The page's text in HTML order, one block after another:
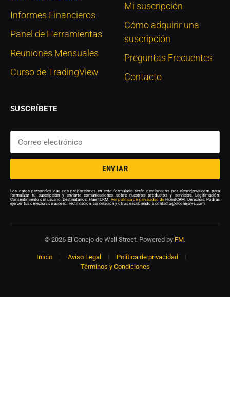
Informes Financieros
Panel de Herramientas
Reuniones Mensuales
Curso de TradingView
Mi suscripción
Cómo adquirir una
suscripción
Preguntas Frecuentes
Contacto
SUSCRÍBETE
ENVIAR
Los datos personales que nos proporciones en este formulario serán gestionados por elconejows.com para
formalizar tu suscripción y enviarte comunicaciones sobre nuestros productos y servicios. Legitimación:
Consentimiento del usuario. Destinatarios: FluentCRM. Ver política de privacidad de FluentCRM. Derechos: Podrás
ejercer tus derechos de acceso, rectificación, cancelación y otros escribiendo a contacto@elconejows.com.
© 2026 El Conejo de Wall Street. Powered by FM.
Inicio Aviso Legal
Política de privacidad
Términos y Condiciones